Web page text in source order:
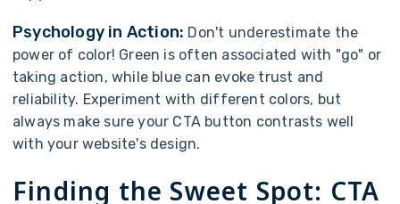
Psychology in Action: Don't und erestimate the
power of co or! Green is often associated with "go" or
taking action, whi e b ue can evoke trust and
re iabi ity. Experiment with d ifferent co ors, but
a lways make sure your CTA button contrasts we
wit h your website's d esign.
Finding the Sweet Spot: CTA